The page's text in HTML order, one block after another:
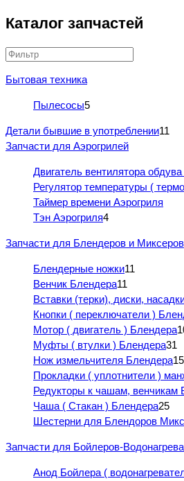
Каталог запчастей
Бытовая техника
Пылесосы5
Детали бывшие в употреблении11
Запчасти для Аэрогрилей
Двигатель вентилятора
Регулятор температуры (
Таймер времени Аэрогриля
Тэн Аэрогриля4
Запчасти для Блендеров и Миксеров
Блендерные ножки11
Венчик Блендера11
Вставки (терки), диски,
Кнопки ( переключатели )
Мотор ( двигатель ) Блендера
Муфты ( втулки ) Блендера31
Нож измельчителя Блендера15
Прокладки ( уплотнители )
Редукторы к чашам, венчикам
Чаша ( Стакан ) Блендера25
Шестерни для Блендоров
Запчасти для Бойлеров-
Анод Бойлера (